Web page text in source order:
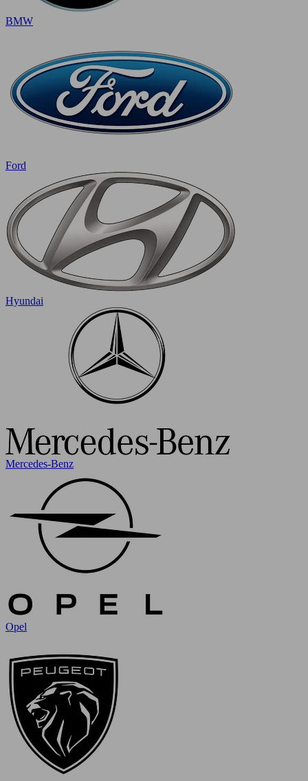
BMW
Ford
Hyundai
Mercedes-Benz
Opel